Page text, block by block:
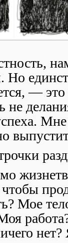
— это
не
Мое
нет?